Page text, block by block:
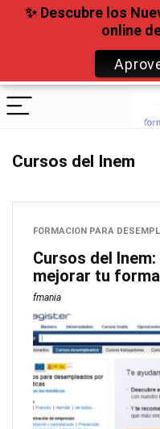
Cursos del Inem
FORMACION PARA
Cursos del
mejorar tu
fmania
✨ Descubre los
online